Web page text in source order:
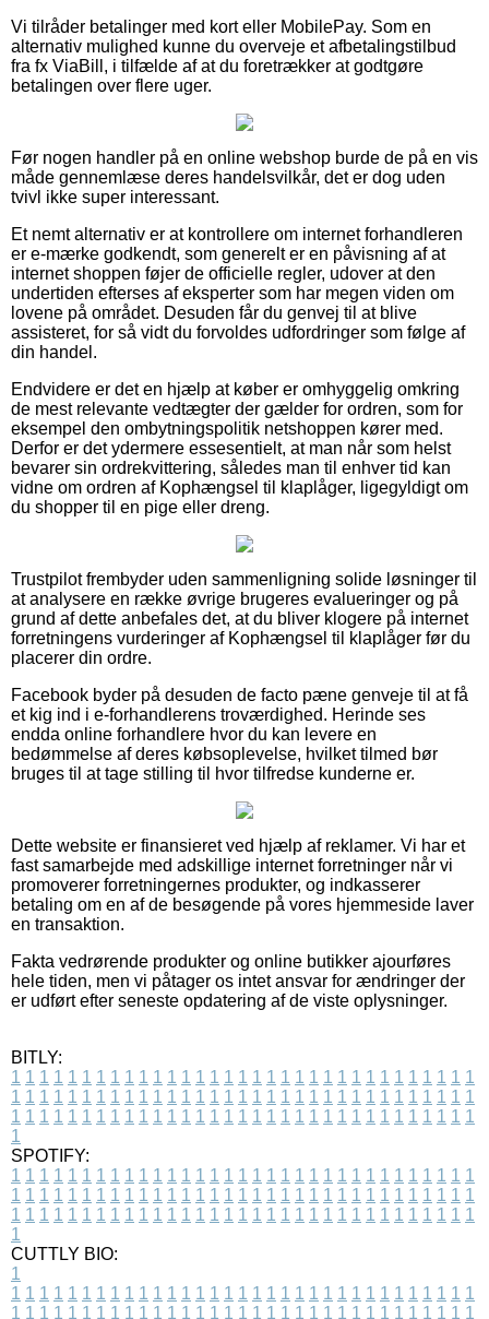
Vi tilråder betalinger med kort eller MobilePay. Som en
alternativ mulighed kunne du overveje et afbetalingstilbud
fra fx ViaBill, i tilfælde af at du foretrækker at godtgøre
betalingen over flere uger.
Før nogen handler på en online webshop burde de på en vis
måde gennemlæse deres handelsvilkår, det er dog uden
tvivl ikke super interessant.
Et nemt alternativ er at kontrollere om internet forhandleren
er e-mærke godkendt, som generelt er en påvisning af at
internet shoppen føjer de officielle regler, udover at den
undertiden efterses af eksperter som har megen viden om
lovene på området. Desuden får du genvej til at blive
assisteret, for så vidt du forvoldes udfordringer som følge af
din handel.
Endvidere er det en hjælp at køber er omhyggelig omkring
de mest relevante vedtægter der gælder for ordren, som for
eksempel den ombytningspolitik netshoppen kører med.
Derfor er det ydermere essesentielt, at man når som helst
bevarer sin ordrekvittering, således man til enhver tid kan
vidne om ordren af Kophængsel til klaplåger, ligegyldigt om
du shopper til en pige eller dreng.
Trustpilot frembyder uden sammenligning solide løsninger til
at analysere en række øvrige brugeres evalueringer og på
grund af dette anbefales det, at du bliver klogere på internet
forretningens vurderinger af Kophængsel til klaplåger før du
placerer din ordre.
Facebook byder på desuden de facto pæne genveje til at få
et kig ind i e-forhandlerens troværdighed. Herinde ses
endda online forhandlere hvor du kan levere en
bedømmelse af deres købsoplevelse, hvilket tilmed bør
bruges til at tage stilling til hvor tilfredse kunderne er.
Dette website er finansieret ved hjælp af reklamer. Vi har et
fast samarbejde med adskillige internet forretninger når vi
promoverer forretningernes produkter, og indkasserer
betaling om en af de besøgende på vores hjemmeside laver
en transaktion.
Fakta vedrørende produkter og online butikker ajourføres
hele tiden, men vi påtager os intet ansvar for ændringer der
er udført efter seneste opdatering af de viste oplysninger.
BITLY:
1 1 1 1 1 1 1 1 1 1 1 1 1 1 1 1 1 1 1 1 1 1 1 1 1 1 1 1 1 1 1 1 1
1 1 1 1 1 1 1 1 1 1 1 1 1 1 1 1 1 1 1 1 1 1 1 1 1 1 1 1 1 1 1 1 1
1 1 1 1 1 1 1 1 1 1 1 1 1 1 1 1 1 1 1 1 1 1 1 1 1 1 1 1 1 1 1 1 1
1
SPOTIFY:
1 1 1 1 1 1 1 1 1 1 1 1 1 1 1 1 1 1 1 1 1 1 1 1 1 1 1 1 1 1 1 1 1
1 1 1 1 1 1 1 1 1 1 1 1 1 1 1 1 1 1 1 1 1 1 1 1 1 1 1 1 1 1 1 1 1
1 1 1 1 1 1 1 1 1 1 1 1 1 1 1 1 1 1 1 1 1 1 1 1 1 1 1 1 1 1 1 1 1
1
CUTTLY BIO:
1
1 1 1 1 1 1 1 1 1 1 1 1 1 1 1 1 1 1 1 1 1 1 1 1 1 1 1 1 1 1 1 1 1
1 1 1 1 1 1 1 1 1 1 1 1 1 1 1 1 1 1 1 1 1 1 1 1 1 1 1 1 1 1 1 1 1